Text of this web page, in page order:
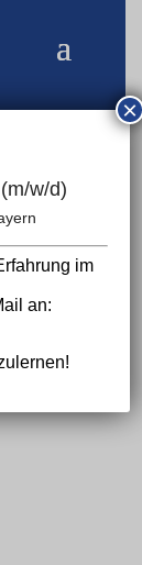
R1
+
w/d)
im
an:
×